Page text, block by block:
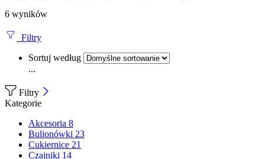
6 wyników
Filtry
Sortuj według
...
Filtry
Kategorie
Akcesoria 8
Bulionówki 23
Cukiernice 21
Czajniki 14